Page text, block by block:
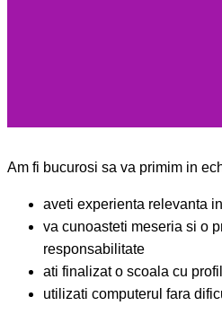
Am fi bucurosi sa va primim in
aveti experienta relevanta
va cunoasteti meseria si o
responsabilitate
ati finalizat o scoala cu
utilizati computerul fara